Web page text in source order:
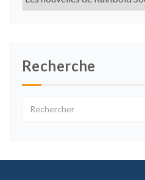
grands
Recherche